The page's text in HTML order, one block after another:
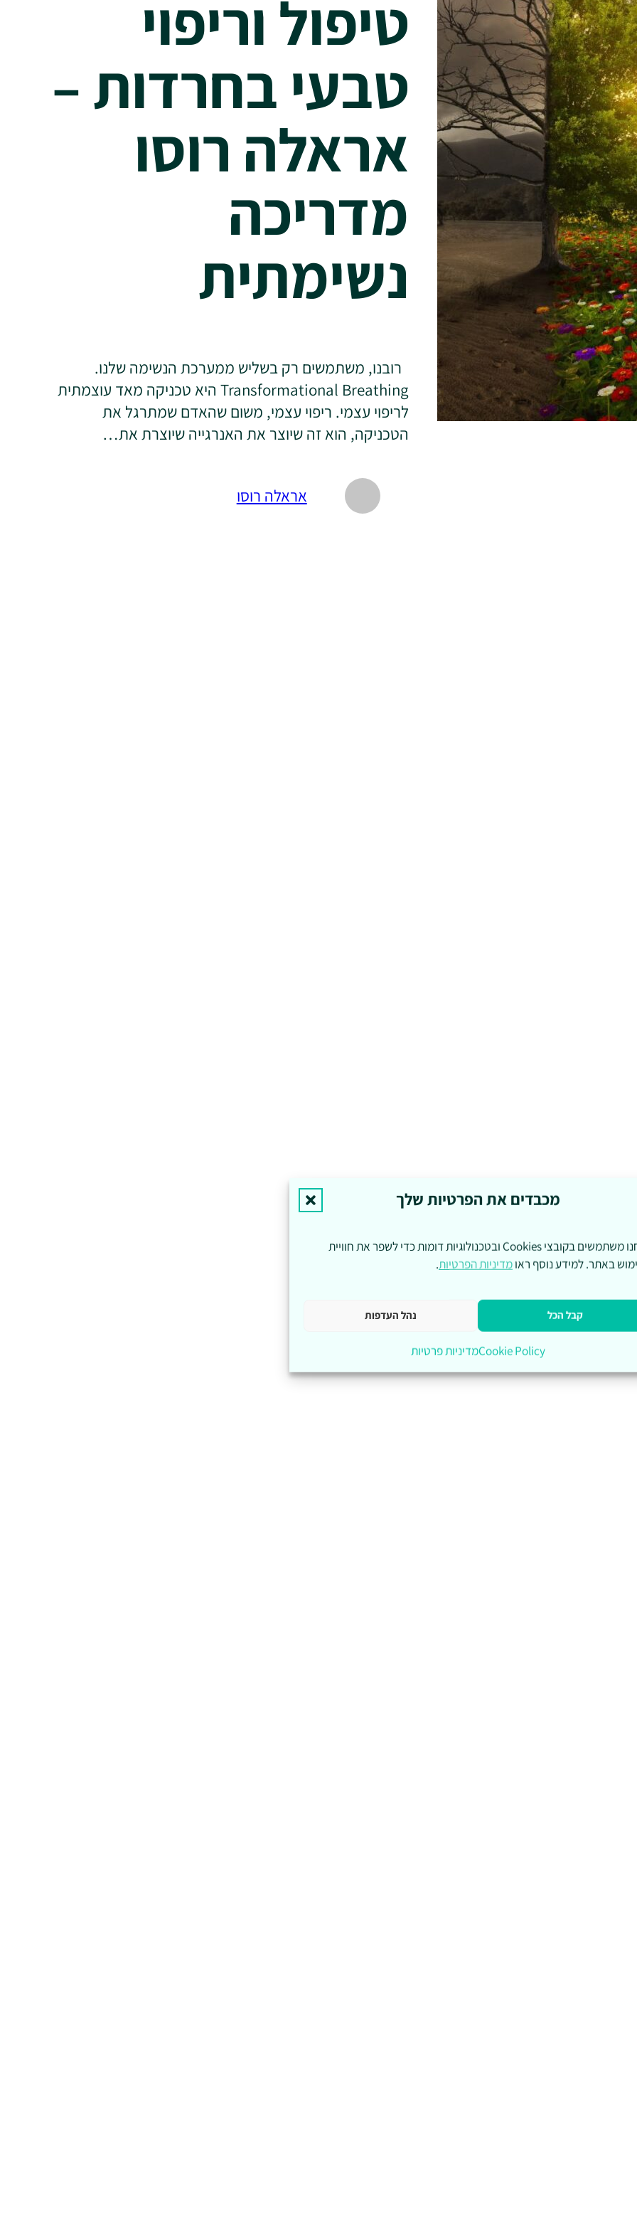
מכבדים את הפרטיות שלך
אנחנו משתמשים בקובצי Cookies ובטכנולוגיות דומות כדי לשפר את חוויית
באתר. למידע נוסף ראומדיניות הפרטיות.
קבל הכל נהל העדפות
Cookie Policyמדיניות פרטיות
טיפול וריפוי
טבעי בחרדות –
אראלה רוסו
מדריכה
נשימתית
רובנו, משתמשים רק בשליש ממערכת הנשימה שלנו.
Transformational Breathing היא טכניקה מאד עוצמתית
לריפוי עצמי. ריפוי עצמי, משום שהאדם שמתרגל את
הטכניקה, הוא זה שיוצר את האנרגייה שיוצרת את…
אראלה רוסו